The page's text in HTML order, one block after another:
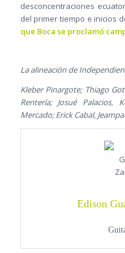
desconcentraciones
del primer tiempo e inicios
que Boca se proclamó
La alineación de
Kleber Pinargote; Thiago
Rentería; Josué Palacios,
Mercado; Erick Cabal,
Edison